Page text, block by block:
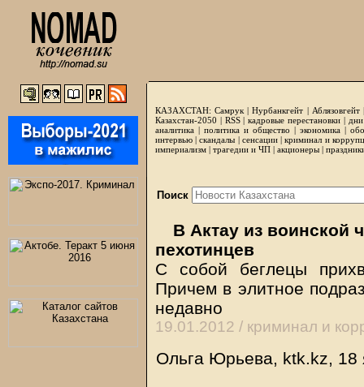
КАЗАХСТАН: Самрук |Нурбанкгейт | Аблязовгейт
Казахстан-2050 | RSS|кадровые перестановки|
аналитика | политика и общество | экономика |
интервью |скандалы | сенсации|криминал и
империализм | трагедии и ЧП | акционеры |
Поиск
В Актау из воинской
пехотинцев
С собой беглецы
Причем в элитное
недавно
19.01.2012 / криминал и
Ольга Юрьева, ktk.kz, 18